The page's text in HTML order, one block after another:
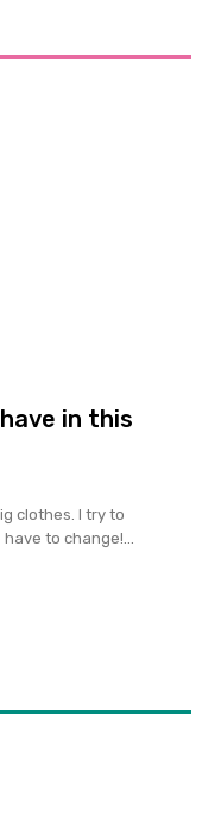
in this
clothes. I try to
to change!...